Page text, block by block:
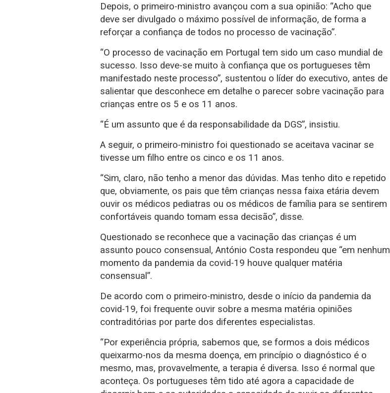
Depois, o primeiro-ministro avançou com a sua opinião: “Acho que
deve ser divulgado o máximo possível de informação, de forma a
reforçar a confiança de todos no processo de vacinação”.
“O processo de vacinação em Portugal tem sido um caso mundial de
sucesso. Isso deve-se muito à confiança que os portugueses têm
manifestado neste processo”, sustentou o líder do executivo, antes de
salientar que desconhece em detalhe o parecer sobre vacinação para
crianças entre os 5 e os 11 anos.
“É um assunto que é da responsabilidade da DGS”, insistiu.
A seguir, o primeiro-ministro foi questionado se aceitava vacinar se
tivesse um filho entre os cinco e os 11 anos.
“Sim, claro, não tenho a menor das dúvidas. Mas tenho dito e repetido
que, obviamente, os pais que têm crianças nessa faixa etária devem
ouvir os médicos pediatras ou os médicos de família para se sentirem
confortáveis quando tomam essa decisão”, disse.
Questionado se reconhece que a vacinação das crianças é um
assunto pouco consensual, António Costa respondeu que “em nenhum
momento da pandemia da covid-19 houve qualquer matéria
consensual”.
De acordo com o primeiro-ministro, desde o início da pandemia da
covid-19, foi frequente ouvir sobre a mesma matéria opiniões
contraditórias por parte dos diferentes especialistas.
“Por experiência própria, sabemos que, se formos a dois médicos
queixarmo-nos da mesma doença, em princípio o diagnóstico é o
mesmo, mas, provavelmente, a terapia é diversa. Isso é normal que
aconteça. Os portugueses têm tido até agora a capacidade de